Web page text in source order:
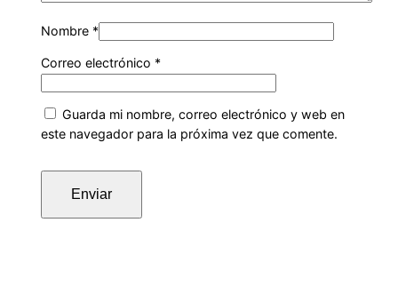
Nombre *
Correo electrónico *
Guarda mi nombre, correo electrónico y web en
este navegador para la próxima vez que comente.